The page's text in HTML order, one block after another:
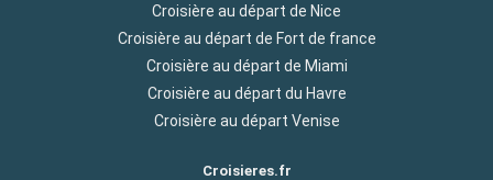
Croisière au départ de Nice
Croisière au départ de Fort de france
Croisière au départ de Miami
Croisière au départ du Havre
Croisière au départ Venise
Croisieres.fr